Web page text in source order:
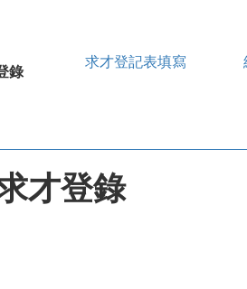
錄
求才登記表填寫
才登錄